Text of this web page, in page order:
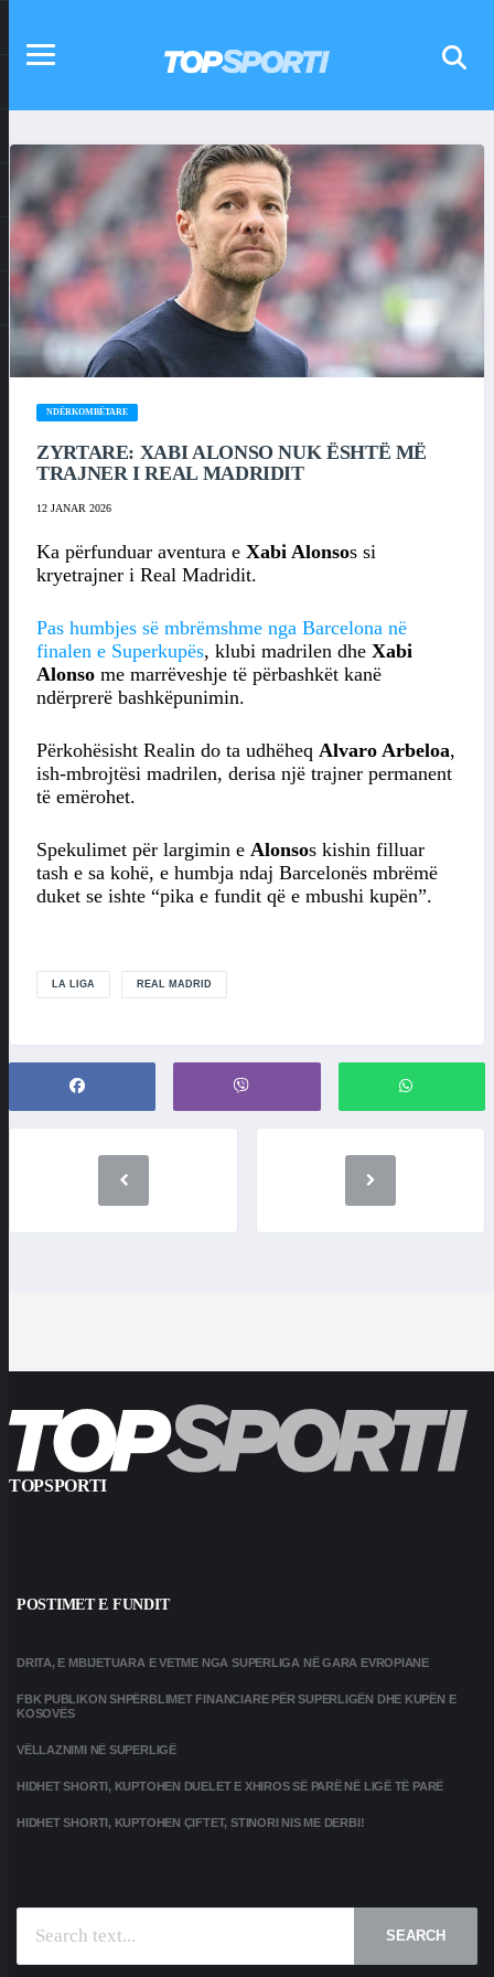
NDËRKOMBËTARE
ZYRTARE: XABI ALONSO NUK ËSHTË MË
TRAJNER I REAL MADRIDIT
12 JANAR 2026
Ka përfunduar aventura e Xabi Alonsos si
kryetrajner i Real Madridit.
Pas humbjes së mbrëmshme nga Barcelona në
finalen e Superkupës, klubi madrilen dhe Xabi
Alonso me marrëveshje të përbashkët kanë
ndërprerë bashkëpunimin.
Përkohësisht Realin do ta udhëheq Alvaro Arbeloa,
ish-mbrojtësi madrilen, derisa një trajner permanent
të emërohet.
Spekulimet për largimin e Alonsos kishin filluar
tash e sa kohë, e humbja ndaj Barcelonës mbrëmë
duket se ishte “pika e fundit që e mbushi kupën”.
LA LIGA REAL MADRID
TOPSPORTI
POSTIMET E FUNDIT
DRITA, E MBIJETUARA E VETME NGA SUPERLIGA NË GARA EVROPIANE
FBK PUBLIKON SHPËRBLIMET FINANCIARE PËR SUPERLIGËN DHE KUPËN E
KOSOVËS
VËLLAZNIMI NË SUPERLIGË
HIDHET SHORTI, KUPTOHEN DUELET E XHIROS SË PARË NË LIGË TË PARË
HIDHET SHORTI, KUPTOHEN ÇIFTET, STINORI NIS ME DERBI!
SEARCH